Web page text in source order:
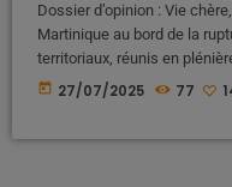
Dossier d’opinion : Vie
Martinique au bord de la
territoriaux, réunis en
l’intérêt général. Et que
today 27/07/2025 77